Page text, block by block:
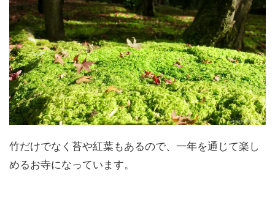
竹だけでなく苔や紅葉もあるので、一年を通じて楽し
めるお寺になっています。